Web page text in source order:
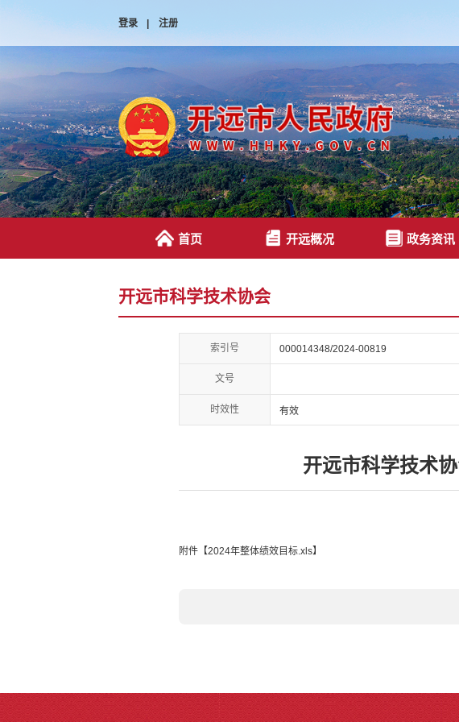
登录 | 注册
首页 开远概况 政务资讯
开远市科学技术协会
索引号 000014348/2024-00819
文号
时效性 有效
开远市科学技术
附件【2024年整体绩效目标.xls】